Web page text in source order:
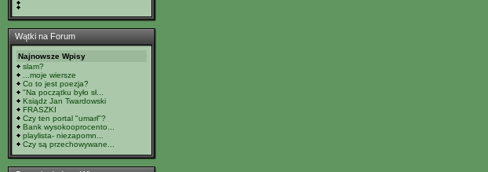
Wątki na Forum
Najnowsze Wpisy
slam?
...moje wiersze
Co to jest poezja?
"Na początku było sł...
Ksiądz Jan Twardowski
FRASZKI
Czy ten portal "umarł"?
Bank wysokooprocento...
playlista- niezapomn...
Czy są przechowywane...